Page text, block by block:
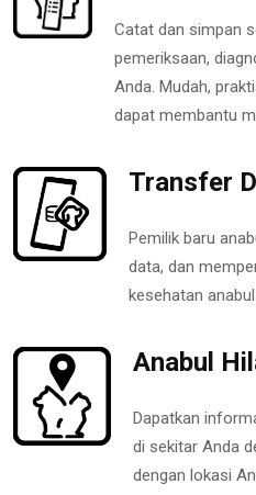
Catat dan simpan
pemeriksaan,
Anda. Mudah,
dapat membantu
Transfer
Pemilik baru
data, dan
kesehatan
Anabul
Dapatkan
di sekitar Anda
dengan lokasi